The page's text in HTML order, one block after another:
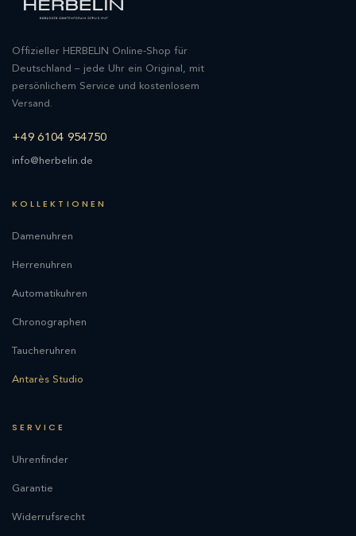
Offizieller HERBELIN Online-Shop für
Deutschland – jede Uhr ein Original, mit
persönlichem Service und kostenlosem
Versand.
+49 6104 954750
info@herbelin.de
KOLLEKTIONEN
Damenuhren
Herrenuhren
Automatikuhren
Chronographen
Taucheruhren
Antarès Studio
SERVICE
Uhrenfinder
Garantie
Widerrufsrecht